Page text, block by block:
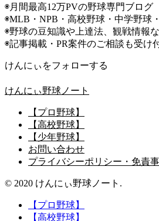
◉月間最高12万PVの野球専門ブログ
◉MLB・NPB・高校野球・中学野球
◉野球の豆知識や上達法、観戦情報
◉記事掲載・PR案件のご相談も受け
けんにぃをフォローする
けんにぃ野球ノート
【プロ野球】
【高校野球】
【少年野球】
お問い合わせ
プライバシーポリシー・免責
© 2020 けんにぃ野球ノート.
【プロ野球】
【高校野球】